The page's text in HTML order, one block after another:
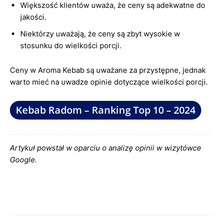
Większość klientów uważa, że ceny są adekwatne do
jakości.
Niektórzy uważają, że ceny są zbyt wysokie w
stosunku do wielkości porcji.
Ceny w Aroma Kebab są uważane za przystępne, jednak
warto mieć na uwadze opinie dotyczące wielkości porcji.
Kebab Radom – Ranking Top 10 – 2024
Artykuł powstał w oparciu o analizę opinii w wizytówce
Google.